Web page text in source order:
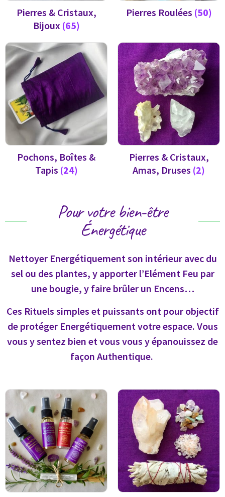
Pierres & Cristaux,
Bijoux (65)
Pierres Roulées (50)
Pochons, Boîtes &
Tapis (24)
Pierres & Cristaux,
Amas, Druses (2)
Pour votre bien-être
Énergétique
Nettoyer Energétiquement son intérieur avec du
sel ou des plantes, y apporter l’Elément Feu par
une bougie, y faire brûler un Encens…
Ces Rituels simples et puissants ont pour objectif
de protéger Energétiquement votre espace. Vous
vous y sentez bien et vous vous y épanouissez de
façon Authentique.